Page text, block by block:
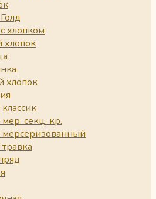
хлопком
хлопок
хлопок
секц. кр.
мерсеризованный